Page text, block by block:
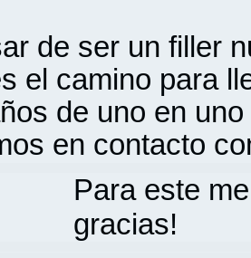
de ser un filler
el camino para
de uno en uno
en contacto
Para este
gracias!